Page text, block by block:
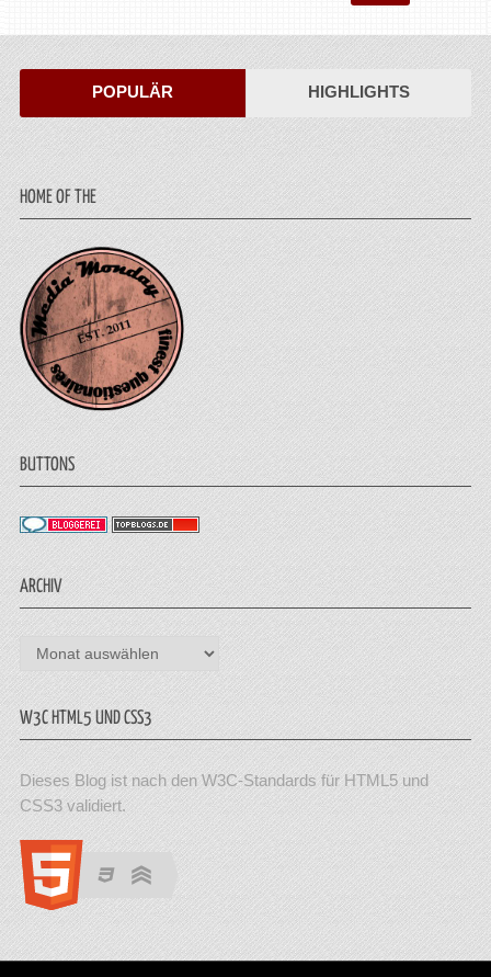
POPULÄR HIGHLIGHTS
HOME OF THE
BUTTONS
ARCHIV
Archiv
W3C HTML5 UND CSS3
Dieses Blog ist nach den W3C-Standards für HTML5 und
CSS3 validiert.